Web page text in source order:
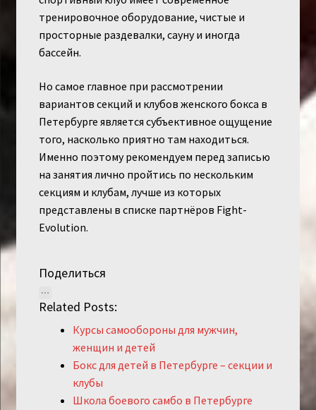
тренировочное оборудование, чистые и
просторные раздевалки, сауну и иногда
бассейн.
Но самое главное при рассмотрении
вариантов секций и клубов женского бокса в
Петербурге является субъективное ощущение
того, насколько приятно там находиться.
Именно поэтому рекомендуем перед записью
на занятия лично пройтись по нескольким
секциям и клубам, лучше из которых
представлены в списке партнёров Fight-
Evolution.
Поделиться
Related Posts:
Курсы самообороны для мужчин,
женщин и детей
Бокс для детей в Петербурге – секции и
клубы
Школа боевого самбо в Петербурге